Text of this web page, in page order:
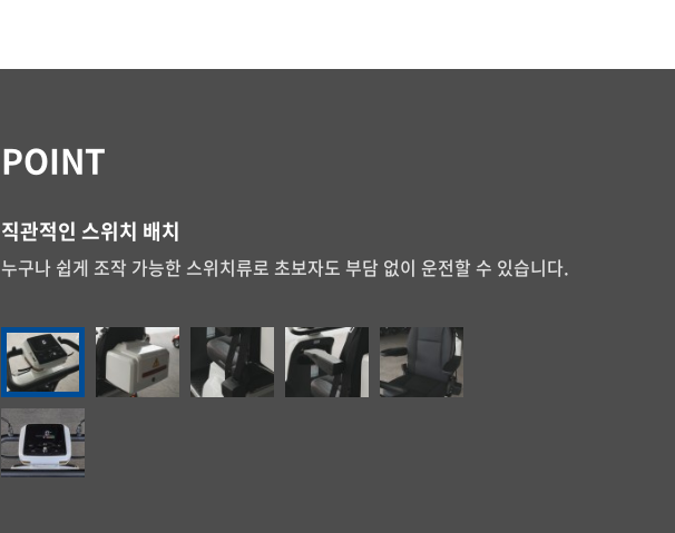
POINT
직관적인 스위치 배치
누구나 쉽게 조작 가능한 스위치류로 초보자도 부담 없이 운전할 수 있습니다.
기본 장착된 넉넉한 트렁크
일상 장보기부터 취미용품까지 실용성을 놓치지 않았습니다.
세심한 시트 조절 기능
전후 슬라이딩과 등받이 각도 조절까지 가능한 시트는 나만의 최적 운전자세를 만
들어줍니다.
개인 맞춤형 팔걸이 조절
팔걸이 높낮이 조절로 장시간 운전도 편안하게. 작은 디테일이 큰 만족을 만듭니
다.
기본 탑재된 안전벨트
안전을 최우선으로 고려한 설계로 신뢰를 더했습니다.
한눈에 들어오는 계기판 시인성
주행 중에도 빠르게 확인 가능한 시야 설계로, 운전의 안정감과 편안함을 동시에
제공합니다